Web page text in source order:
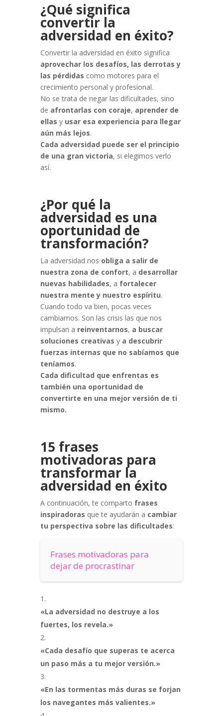
¿Qué significa
convertir la
adversidad en éxito?
Convertir la adversidad en éxito significa
aprovechar los desafíos, las derrotas y
las pérdidas como motores para el
crecimiento personal y profesional.
No se trata de negar las dificultades, sino
de afrontarlas con coraje, aprender de
ellas y usar esa experiencia para llegar
aún más lejos.
Cada adversidad puede ser el principio
de una gran victoria, si elegimos verlo
así.
¿Por qué la
adversidad es una
oportunidad de
transformación?
La adversidad nos obliga a salir de
nuestra zona de confort, a desarrollar
nuevas habilidades, a fortalecer
nuestra mente y nuestro espíritu.
Cuando todo va bien, pocas veces
cambiamos. Son las crisis las que nos
impulsan a reinventarnos, a buscar
soluciones creativas y a descubrir
fuerzas internas que no sabíamos que
teníamos.
Cada dificultad que enfrentas es
también una oportunidad de
convertirte en una mejor versión de ti
mismo.
15 frases
motivadoras para
transformar la
adversidad en éxito
A continuación, te comparto frases
inspiradoras que te ayudarán a cambiar
tu perspectiva sobre las dificultades:
Frases motivadoras para
dejar de procrastinar
«La adversidad no destruye a los
fuertes, los revela.»
«Cada desafío que superas te acerca
un paso más a tu mejor versión.»
«En las tormentas más duras se forjan
los navegantes más valientes.»